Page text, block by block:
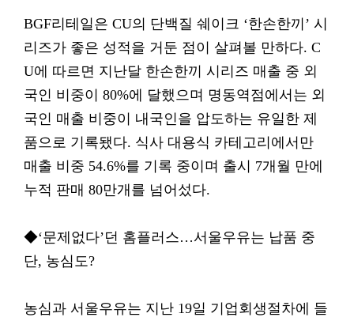
BGF리테일은 CU의 단백질 쉐이크 ‘한손한끼’ 시
리즈가 좋은 성적을 거둔 점이 살펴볼 만하다. C
U에 따르면 지난달 한손한끼 시리즈 매출 중 외
국인 비중이 80%에 달했으며 명동역점에서는 외
국인 매출 비중이 내국인을 압도하는 유일한 제
품으로 기록됐다. 식사 대용식 카테고리에서만
매출 비중 54.6%를 기록 중이며 출시 7개월 만에
누적 판매 80만개를 넘어섰다.
◆‘문제없다’던 홈플러스…서울우유는 납품 중
단, 농심도?
농심과 서울우유는 지난 19일 기업회생절차에 들